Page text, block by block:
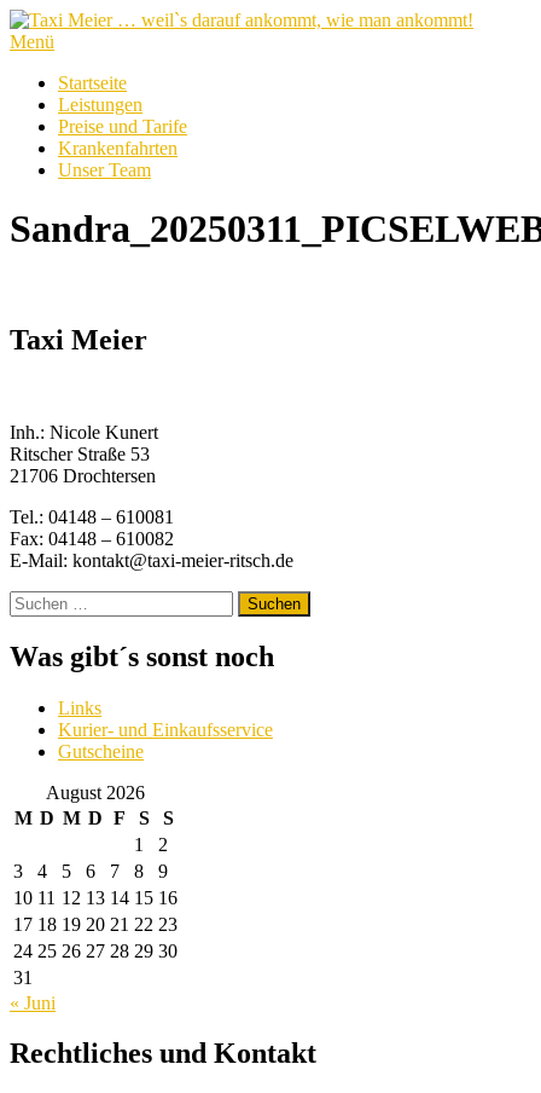
Zum
Inhalt
Menü
Startseite
Leistungen
Preise und Tarife
Krankenfahrten
Unser Team
Taxi Meier
Inh.: Nicole Kunert
Ritscher Straße 53
21706 Drochtersen
Tel.: 04148 – 610081
Fax: 04148 – 610082
E-Mail: kontakt@taxi-meier-ritsch.de
Suchen
nach:
Was gibt´s sonst noch
Links
Kurier- und Einkaufsservice
Gutscheine
August 2026
M D M D F S
S
1
2
3
4 5 6 7 8
9
10 11 12 13 14 15 16
17 18 19 20 21 22 23
24 25 26 27 28 29 30
31
« Juni
Rechtliches und Kontakt